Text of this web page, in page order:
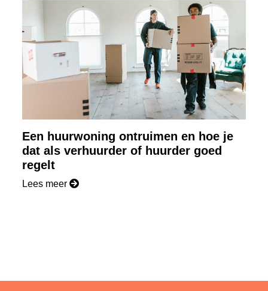
Een huurwoning ontruimen en hoe je
dat als verhuurder of huurder goed
regelt
Lees meer